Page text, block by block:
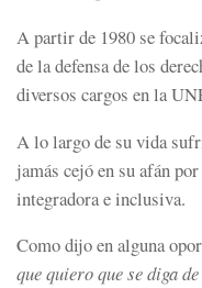
A partir de 1980 se
de la defensa de los
diversos cargos en la
A lo largo de su vida
jamás cejó en su afán
integradora e inclusiva.
Como dijo en alguna
que quiero que se diga